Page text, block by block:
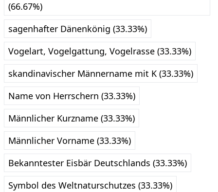
(66.67%)
sagenhafter Dänenkönig (33.33%)
Vogelart, Vogelgattung, Vogelrasse (33.33%)
skandinavischer Männername mit K (33.33%)
Name von Herrschern (33.33%)
Männlicher Kurzname (33.33%)
Männlicher Vorname (33.33%)
Bekanntester Eisbär Deutschlands (33.33%)
Symbol des Weltnaturschutzes (33.33%)